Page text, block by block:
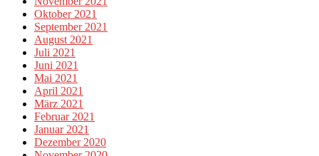
Oktober 2021
September 2021
August 2021
Juli 2021
Juni 2021
Mai 2021
April 2021
März 2021
Februar 2021
Januar 2021
Dezember 2020